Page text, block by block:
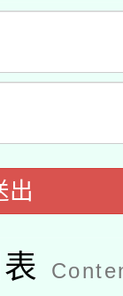
學軟體
函釋公
請許可
署委託
理「
節水達
期六
系列
藝術
出